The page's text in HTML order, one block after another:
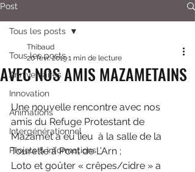
Post
Tous les posts
Anniversaires
Innovation
Animations
Intergénérationnel
Projets & informations
Tous les posts
AVEC NOS AMIS MAZAMETAINS
Thibaud
20 févr. 20191 min de lecture
Une nouvelle rencontre avec nos
amis du Refuge Protestant de
Mazamet a eu lieu  à la salle de la
Tourette à Pont de L’Arn ;
Loto et goûter « crêpes/cidre » a